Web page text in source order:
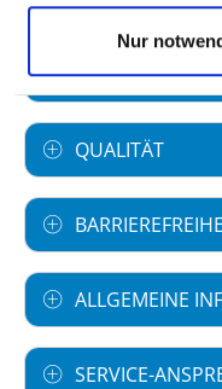
Nur
Krankenhauses
LEISTUNGEN &
QUALITÄT
ALLGEMEINE
SERVICE-